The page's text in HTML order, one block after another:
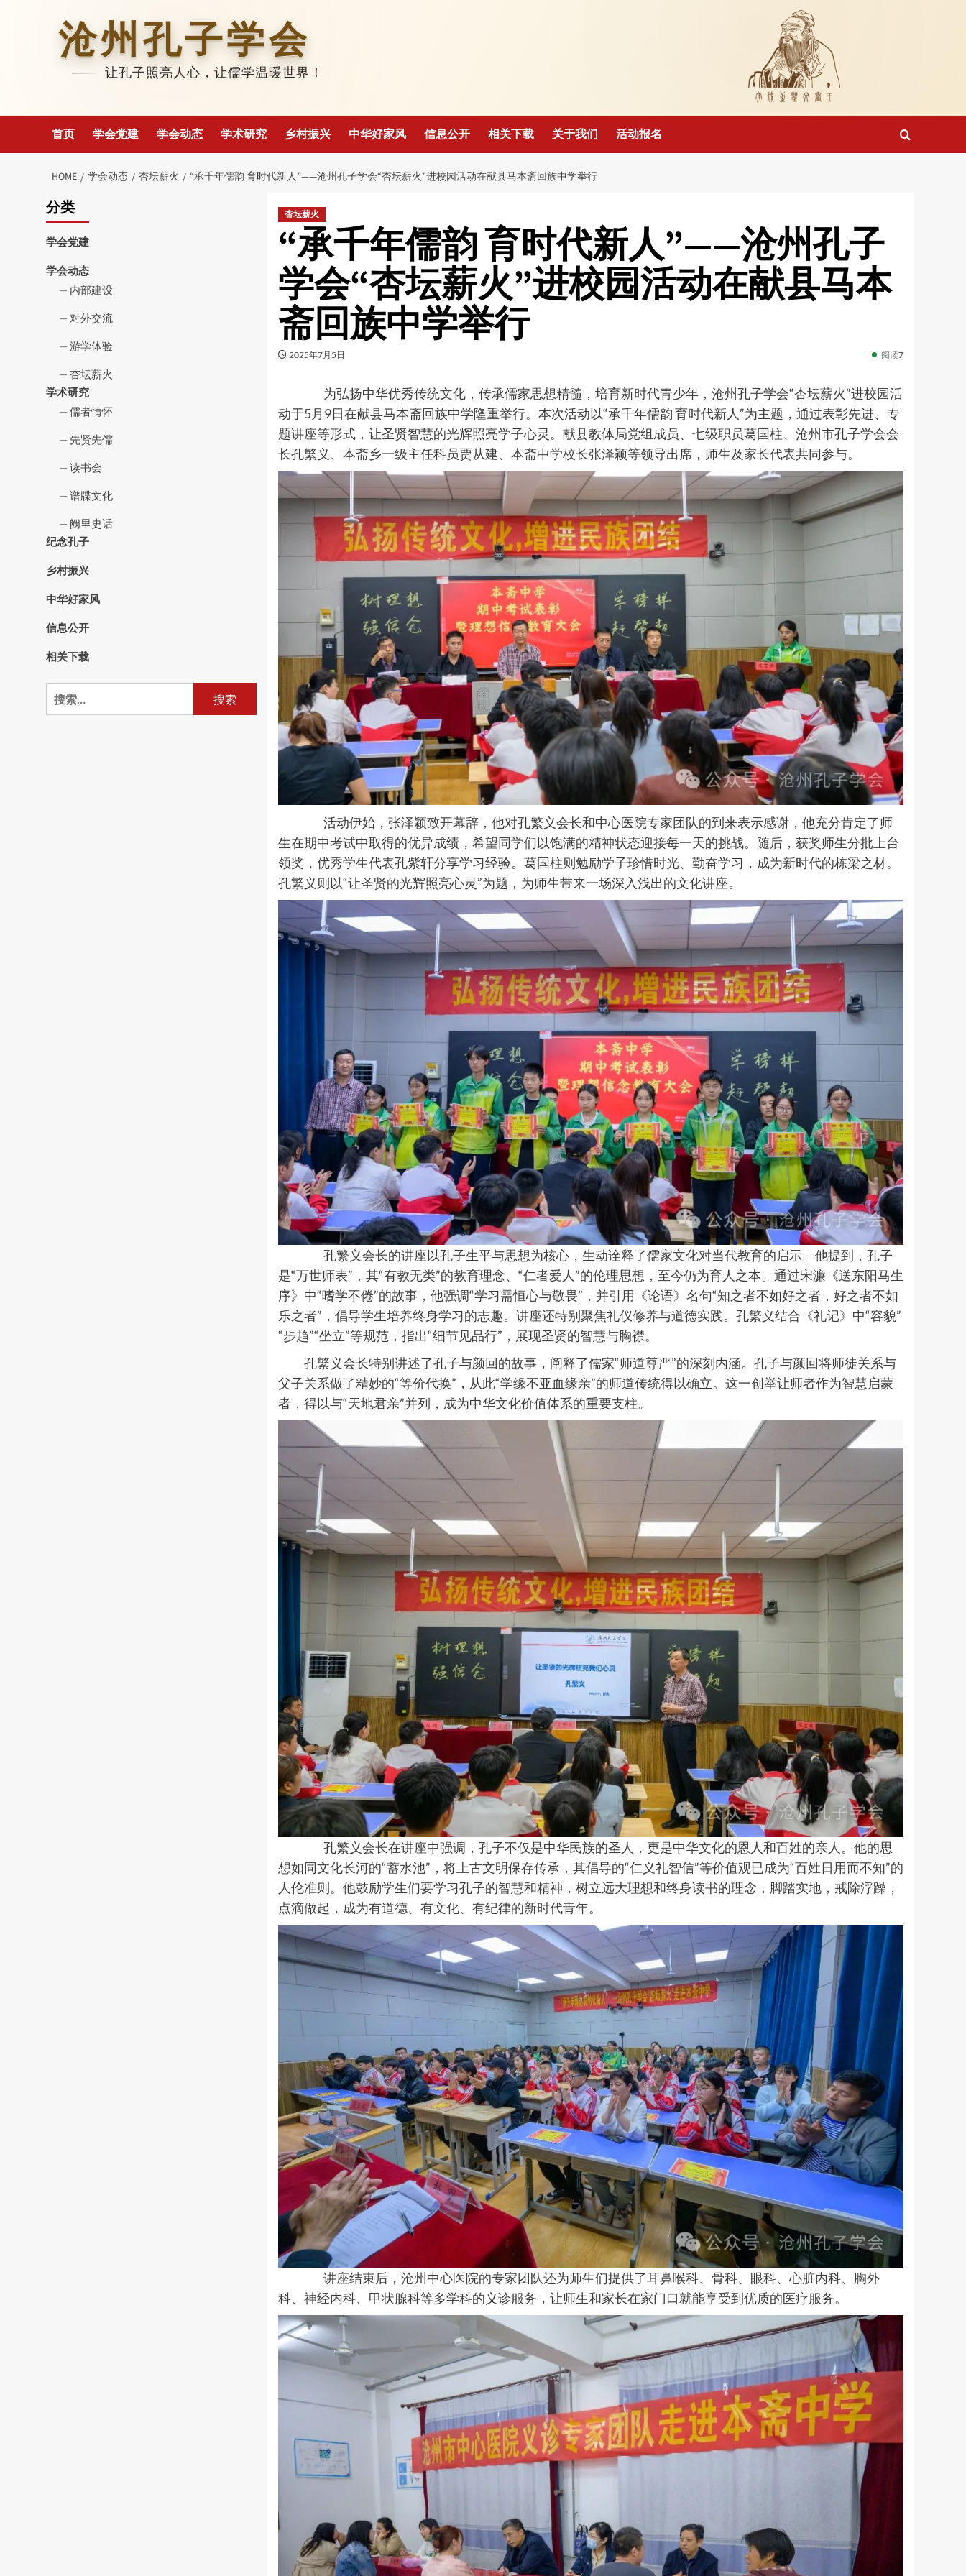
沧州孔子学会
让孔子照亮人心，让儒学温暖世界！
首页 学会党建 学会动态 学术研究 乡村振兴 中华好家风 信息公开 相关下载 关于我们 活动报名
HOME 学会动态 杏坛薪火 “承千年儒韵 育时代新人”——沧州孔子学会“杏坛薪火”进校园活动在献县马本斋回族中学举行
杏坛薪火
“承千年儒韵 育时代新人”——沧州孔子
学会“杏坛薪火”进校园活动在献县马本
斋回族中学举行
2025年7月5日 阅读7
为弘扬中华优秀传统文化，传承儒家思想精髓，培育新时代青少年，沧州孔子学会“杏坛薪火”进校园活
动于5月9日在献县马本斋回族中学隆重举行。本次活动以“承千年儒韵 育时代新人”为主题，通过表彰先进、专
题讲座等形式，让圣贤智慧的光辉照亮学子心灵。献县教体局党组成员、七级职员葛国柱、沧州市孔子学会会
长孔繁义、本斋乡一级主任科员贾从建、本斋中学校长张泽颖等领导出席，师生及家长代表共同参与。
活动伊始，张泽颖致开幕辞，他对孔繁义会长和中心医院专家团队的到来表示感谢，他充分肯定了师
生在期中考试中取得的优异成绩，希望同学们以饱满的精神状态迎接每一天的挑战。随后，获奖师生分批上台
领奖，优秀学生代表孔紫轩分享学习经验。葛国柱则勉励学子珍惜时光、勤奋学习，成为新时代的栋梁之材。
孔繁义则以“让圣贤的光辉照亮心灵”为题，为师生带来一场深入浅出的文化讲座。
孔繁义会长的讲座以孔子生平与思想为核心，生动诠释了儒家文化对当代教育的启示。他提到，孔子
是“万世师表”，其“有教无类”的教育理念、“仁者爱人”的伦理思想，至今仍为育人之本。通过宋濂《送东阳马生
序》中“嗜学不倦”的故事，他强调“学习需恒心与敬畏”，并引用《论语》名句“知之者不如好之者，好之者不如
乐之者”，倡导学生培养终身学习的志趣。讲座还特别聚焦礼仪修养与道德实践。孔繁义结合 《礼记》 中“容貌”
“步趋”“坐立”等规范，指出“细节见品行”，展现圣贤的智慧与胸襟。
孔繁义会长特别讲述了孔子与颜回的故事，阐释了儒家“师道尊严”的深刻内涵。孔子与颜回将师徒关系与
父子关系做了精妙的“等价代换”，从此“学缘不亚血缘亲”的师道传统得以确立。这一创举让师者作为智慧启蒙
者，得以与“天地君亲”并列，成为中华文化价值体系的重要支柱。
孔繁义会长在讲座中强调，孔子不仅是中华民族的圣人，更是中华文化的恩人和百姓的亲人。他的思
想如同文化长河的“蓄水池”，将上古文明保存传承，其倡导的“仁义礼智信”等价值观已成为“百姓日用而不知”的
人伦准则。他鼓励学生们要学习孔子的智慧和精神，树立远大理想和终身读书的理念，脚踏实地，戒除浮躁，
点滴做起，成为有道德、有文化、有纪律的新时代青年。
讲座结束后，沧州中心医院的专家团队还为师生们提供了耳鼻喉科、骨科、眼科、心脏内科、胸外
科、神经内科、甲状腺科等多学科的义诊服务，让师生和家长在家门口就能享受到优质的医疗服务。
分类
学会党建
学会动态
内部建设
对外交流
游学体验
杏坛薪火
学术研究
儒者情怀
先贤先儒
读书会
谱牒文化
阙里史话
纪念孔子
乡村振兴
中华好家风
信息公开
相关下载
搜
索：